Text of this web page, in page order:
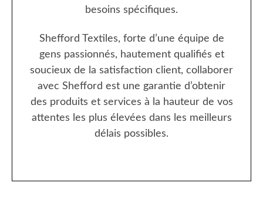
besoins spécifiques.
Shefford Textiles, forte d’une équipe de
gens passionnés, hautement qualifiés et
soucieux de la satisfaction client, collaborer
avec Shefford est une garantie d’obtenir
des produits et services à la hauteur de vos
attentes les plus élevées dans les meilleurs
délais possibles.